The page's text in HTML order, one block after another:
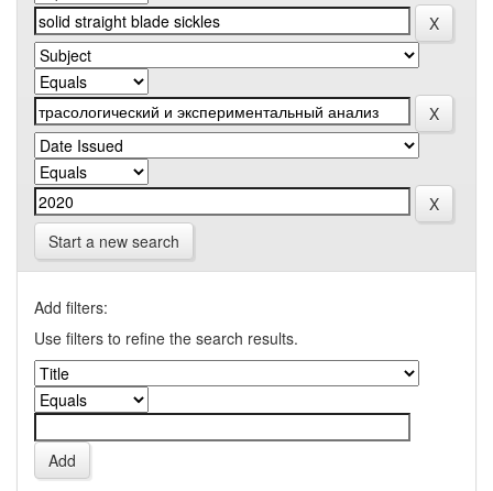
Start a new search
Add filters:
Use filters to refine the search results.